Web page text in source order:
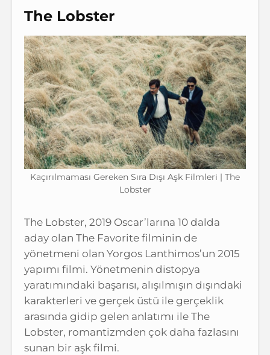
The Lobster
Kaçırılmaması Gereken Sıra Dışı Aşk Filmleri | The
Lobster
The Lobster, 2019 Oscar’larına 10 dalda
aday olan The Favorite filminin de
yönetmeni olan Yorgos Lanthimos’un 2015
yapımı filmi. Yönetmenin distopya
yaratımındaki başarısı, alışılmışın dışındaki
karakterleri ve gerçek üstü ile gerçeklik
arasında gidip gelen anlatımı ile The
Lobster, romantizmden çok daha fazlasını
sunan bir aşk filmi.